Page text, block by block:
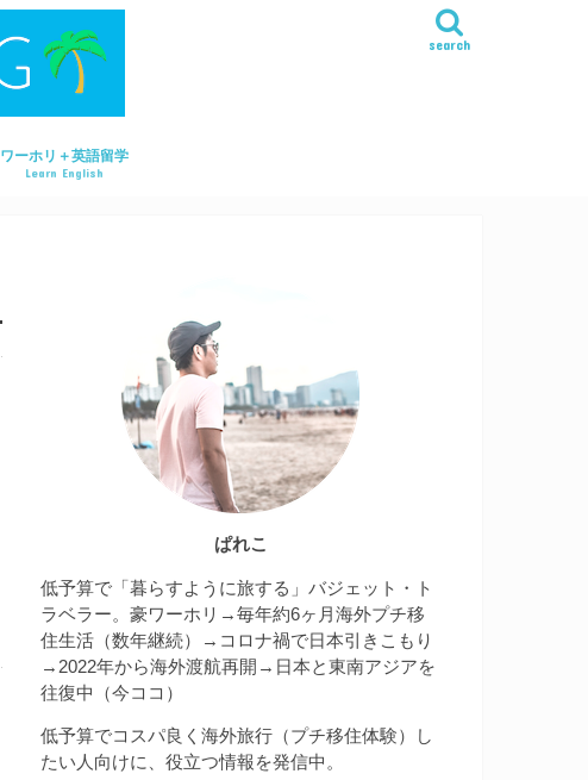
search
ワーホリ＋英語留学
Learn English
ぱれこ
低予算で「暮らすように旅する」バジェット・ト
ラベラー。豪ワーホリ→毎年約6ヶ月海外プチ移
住生活（数年継続）→コロナ禍で日本引きこもり
→2022年から海外渡航再開→日本と東南アジアを
往復中（今ココ）
低予算でコスパ良く海外旅行（プチ移住体験）し
たい人向けに、役立つ情報を発信中。